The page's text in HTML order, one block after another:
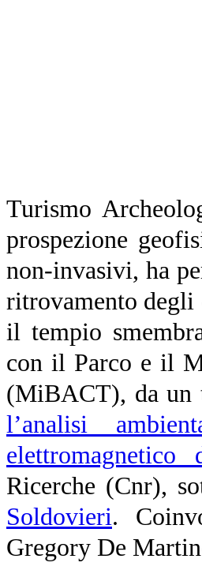
Turismo
prospezione
non-invasivi, ha
ritrovamento
il tempio
con il Parco e il
(MiBACT), da un
l’analisi
elettromagnetico
Ricerche (Cnr),
Soldovieri.
Gregory De